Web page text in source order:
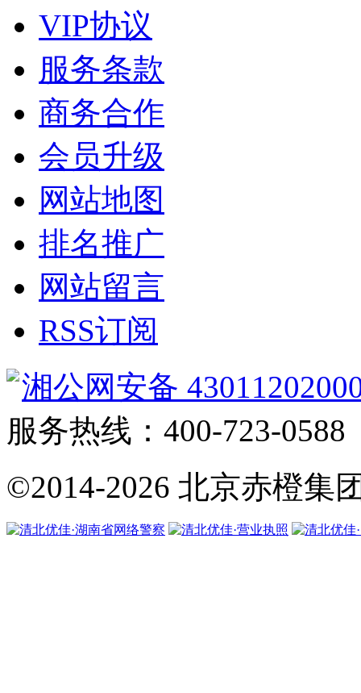
VIP协议
服务条款
商务合作
会员升级
网站地图
排名推广
网站留言
RSS订阅
湘公网安备
服务热线：400-723-0588
©2014-2026 北京赤橙集